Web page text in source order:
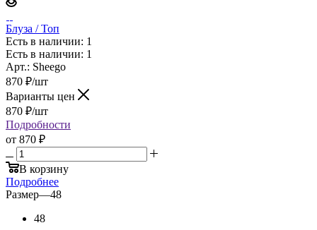
Блуза / Топ
Есть в наличии: 1
Есть в наличии: 1
Арт.: Sheego
870 ₽/шт
Варианты цен
870 ₽/шт
Подробности
от 870 ₽
В корзину
Подробнее
Размер—48
48